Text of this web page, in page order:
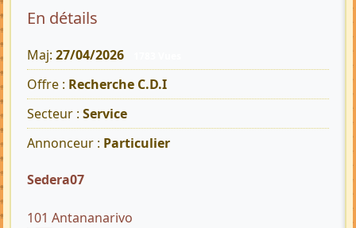
En détails
Maj: 27/04/2026
Offre : Recherche C.D.I
Secteur : Service
Annonceur : Particulier
Sedera07
101 Antananarivo